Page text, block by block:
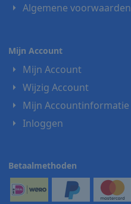
Algemene voorwaarden
Mijn Account
Mijn Account
Wijzig Account
Mijn Accountinformatie
Inloggen
Betaalmethoden